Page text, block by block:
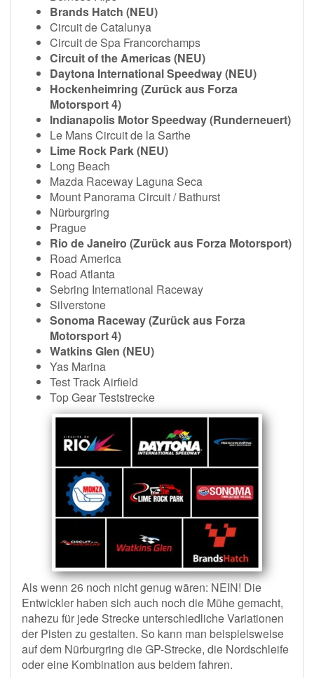
Brands Hatch (NEU)
Circuit de Catalunya
Circuit de Spa Francorchamps
Circuit of the Americas (NEU)
Daytona International Speedway (NEU)
Hockenheimring (Zurück aus Forza
Motorsport 4)
Indianapolis Motor Speedway (Runderneuert)
Le Mans Circuit de la Sarthe
Lime Rock Park (NEU)
Long Beach
Mazda Raceway Laguna Seca
Mount Panorama Circuit / Bathurst
Nürburgring
Prague
Rio de Janeiro (Zurück aus Forza Motorsport)
Road America
Road Atlanta
Sebring International Raceway
Silverstone
Sonoma Raceway (Zurück aus Forza
Motorsport 4)
Watkins Glen (NEU)
Yas Marina
Test Track Airfield
Top Gear Teststrecke
Als wenn 26 noch nicht genug wären: NEIN! Die
Entwickler haben sich auch noch die Mühe gemacht,
nahezu für jede Strecke unterschiedliche Variationen
der Pisten zu gestalten. So kann man beispielsweise
auf dem Nürburgring die GP-Strecke, die Nordschleife
oder eine Kombination aus beidem fahren.